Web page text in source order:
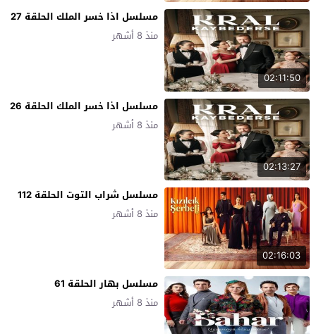
02:11:50
مسلسل اذا خسر الملك الحلقة 27
منذ 8 أشهر
02:13:27
مسلسل اذا خسر الملك الحلقة 26
منذ 8 أشهر
02:16:03
مسلسل شراب التوت الحلقة 112
منذ 8 أشهر
مسلسل بهار الحلقة 61
منذ 8 أشهر